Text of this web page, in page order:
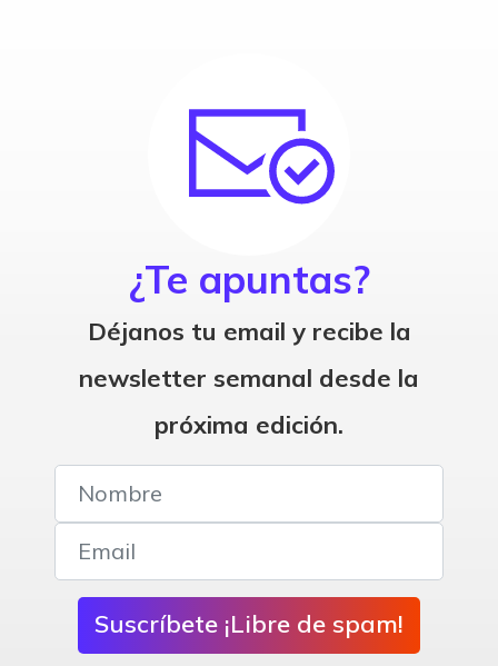
¿Te apuntas?
Déjanos tu email y recibe la
newsletter semanal desde la
próxima edición.
Suscríbete ¡Libre de spam!